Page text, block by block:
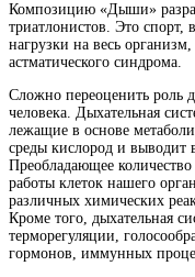
Композицию «Дыши»
триатлонистов. Это спорт,
нагрузки на весь
астматического синдрома.
Сложно переоценить роль
человека. Дыхательная
лежащие в основе
среды кислород и выводит
Преобладающее
работы клеток нашего
различных химических
Кроме того, дыхательная
терморегуляции,
гормонов, иммунных